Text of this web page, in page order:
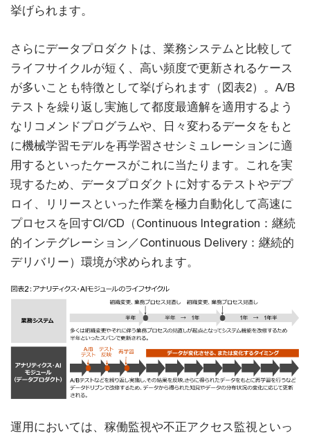
挙げられます。
さらにデータプロダクトは、業務システムと比較して
ライフサイクルが短く、高い頻度で更新されるケース
が多いことも特徴として挙げられます（図表2）。A/B
テストを繰り返し実施して都度最適解を適用するよう
なリコメンドプログラムや、日々変わるデータをもと
に機械学習モデルを再学習させシミュレーションに適
用するといったケースがこれに当たります。これを実
現するため、データプロダクトに対するテストやデプ
ロイ、リリースといった作業を極力自動化して高速に
プロセスを回すCI/CD（Continuous Integration：継続
的インテグレーション／Continuous Delivery：継続的
デリバリー）環境が求められます。
運用においては、稼働監視や不正アクセス監視といっ